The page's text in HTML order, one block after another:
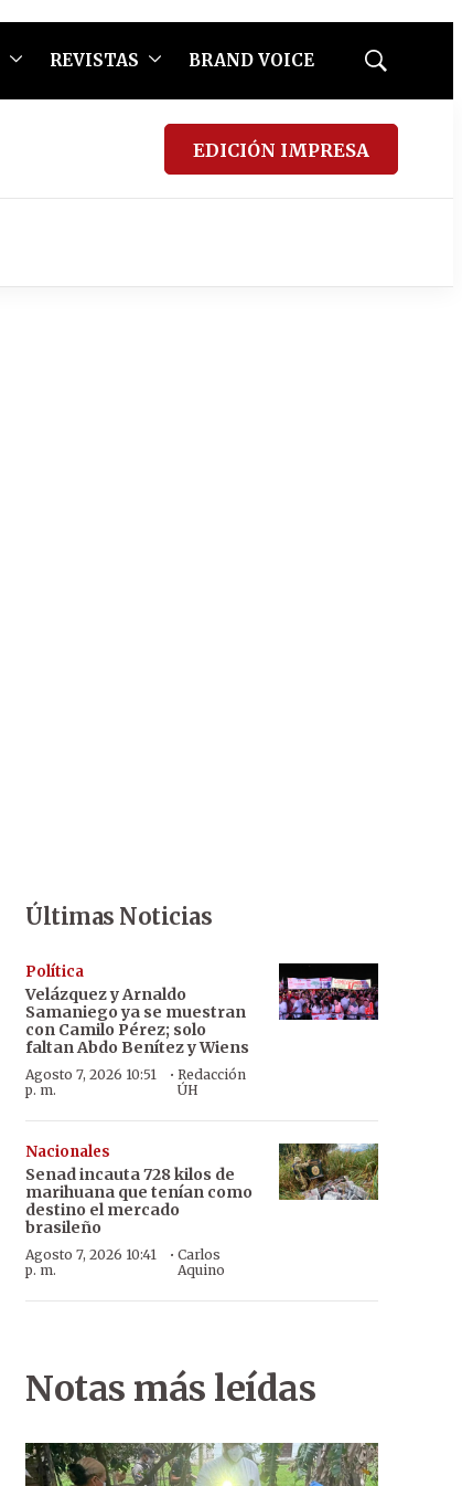
REVISTAS BRAND VOICE
Mostrar
EDICIÓN IMPRESA
Últimas Noticias
Política
Velázquez y Arnaldo
Samaniego ya se muestran
con Camilo Pérez; solo
faltan Abdo Benítez y Wiens
Agosto 7, 2026 10:51
p. m.
·Redacción
ÚH
Nacionales
Senad incauta 728 kilos de
marihuana que tenían como
destino el mercado
brasileño
Agosto 7, 2026 10:41
p. m.
· Carlos
Aquino
Notas más leídas